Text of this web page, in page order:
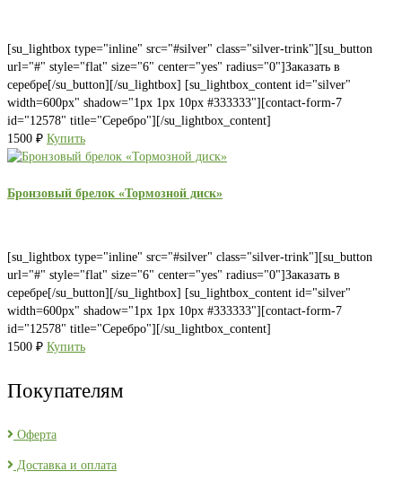
[su_lightbox type="inline" src="#silver" class="silver-trink"][su_button
url="#" style="flat" size="6" center="yes" radius="0"]Заказать в
серебре[/su_button][/su_lightbox] [su_lightbox_content id="silver"
width=600px" shadow="1px 1px 10px #333333"][contact-form-7
id="12578" title="Серебро"][/su_lightbox_content]
1500 ₽ Купить
Бронзовый брелок «Тормозной диск»
[su_lightbox type="inline" src="#silver" class="silver-trink"][su_button
url="#" style="flat" size="6" center="yes" radius="0"]Заказать в
серебре[/su_button][/su_lightbox] [su_lightbox_content id="silver"
width=600px" shadow="1px 1px 10px #333333"][contact-form-7
id="12578" title="Серебро"][/su_lightbox_content]
1500 ₽ Купить
Покупателям
Оферта
Доставка и оплата